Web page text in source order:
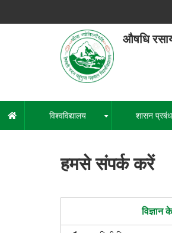
औषधि
मुख्य
नेविगेशन
विश्वविद्यालय शासन प्रबंध
हमसे संपर्क करें